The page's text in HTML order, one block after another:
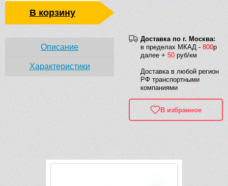
В корзину
Доставка по г. Москва:
в пределах МКАД - 800р
далее + 50 руб/км
Доставка в любой регион
РФ транспортными
компаниями
В избранное
Описание
Характеристики